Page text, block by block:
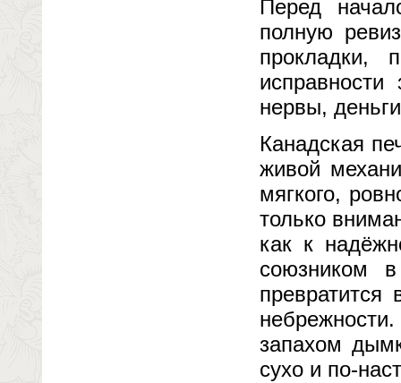
Перед
полную
прокладки,
нервы,
Канадская
живой
мягкого,
только
как к
союзником
запахом
сухо и по-